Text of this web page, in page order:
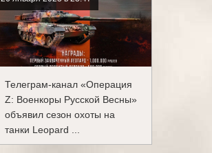
Телеграм-канал «Операция
Z: Военкоры Русской Весны»
объявил сезон охоты на
танки Leopard ...